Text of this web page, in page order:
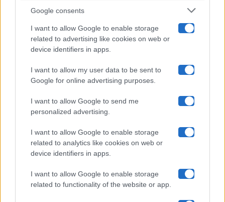
Google consents
I want to allow Google to enable storage
related to advertising like cookies on web or
device identifiers in apps.
I want to allow my user data to be sent to
Google for online advertising purposes.
I want to allow Google to send me
personalized advertising.
I want to allow Google to enable storage
related to analytics like cookies on web or
device identifiers in apps.
I want to allow Google to enable storage
related to functionality of the website or app.
Uomini E Donne
Maste S.r.l.
Chi siamo
Collabora con noi
Contatti
Privacy Policy